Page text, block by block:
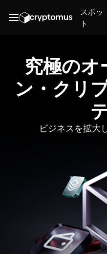
スポッ
ト
究極のオ
ン・クリ
ビジネスを拡大